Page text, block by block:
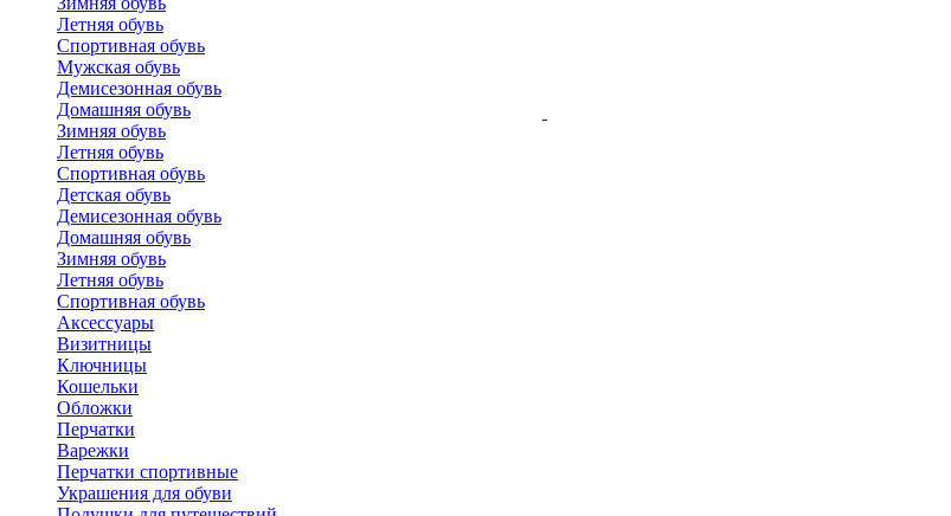
Летняя обувь
Спортивная обувь
Мужская обувь
Демисезонная обувь
Домашняя обувь
Зимняя обувь
Летняя обувь
Спортивная обувь
Детская обувь
Демисезонная обувь
Домашняя обувь
Зимняя обувь
Летняя обувь
Спортивная обувь
Аксессуары
Визитницы
Ключницы
Кошельки
Обложки
Перчатки
Варежки
Перчатки спортивные
Украшения для обуви